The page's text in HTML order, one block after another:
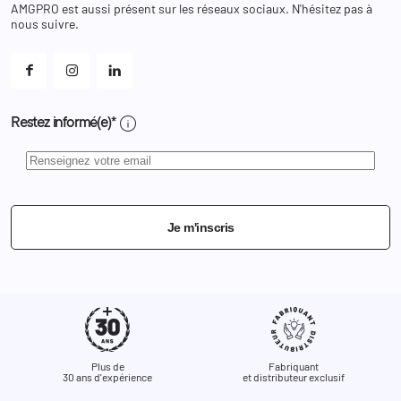
Et les cookies ?
AMGPRO est aussi présent sur les réseaux sociaux. N'hésitez pas à
nous suivre.
Restez informé(e)* info
Je m'inscris
Plus de
30 ans d'expérience
Fabriquant
et distributeur exclusif